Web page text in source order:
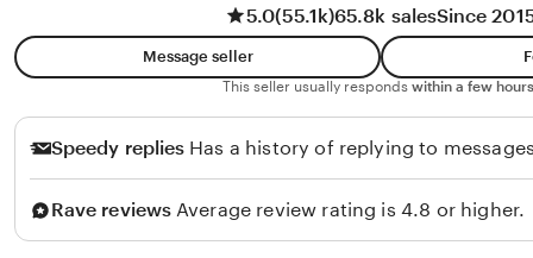
5.0(55.1k)65.8k salesSince
Message seller
This seller usually responds within a few
Speedy replies Has a history of replying to
Rave reviews Average review rating is 4.8 or higher.